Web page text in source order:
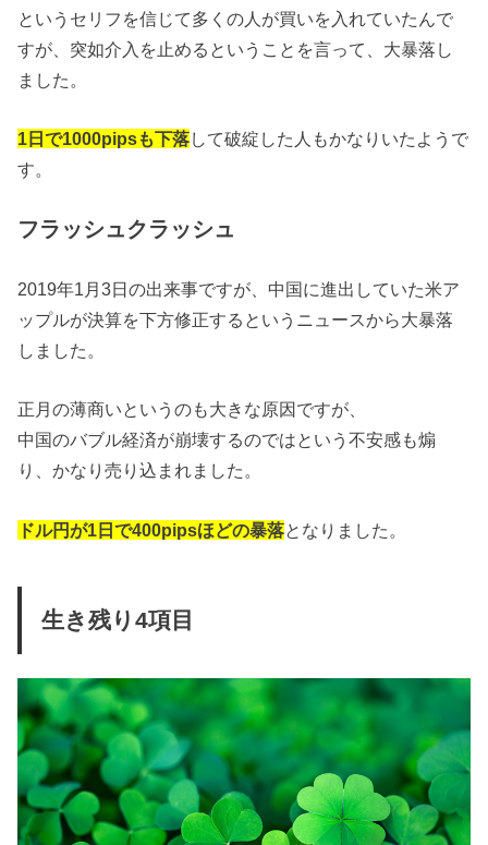
というセリフを信じて多くの人が買いを入れていたんで
すが、突如介入を止めるということを言って、大暴落し
ました。
1日で1000pipsも下落して破綻した人もかなりいたようで
す。
フラッシュクラッシュ
2019年1月3日の出来事ですが、中国に進出していた米ア
ップルが決算を下方修正するというニュースから大暴落
しました。
正月の薄商いというのも大きな原因ですが、
中国のバブル経済が崩壊するのではという不安感も煽
り、かなり売り込まれました。
ドル円が1日で400pipsほどの暴落となりました。
生き残り4項目